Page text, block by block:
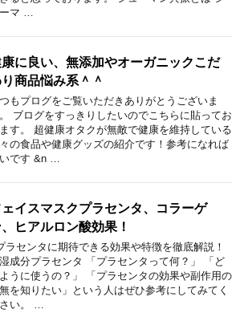
マ …
に良い、無添加やオーガニックこだ
商品悩み系＾＾
もプログをご覧いただきありがとうございま
ブログをすっきりしたいのでこちらに貼ってお
す。 超健康オタクが無敵で健康を維持している
の食品や健康グッズの紹介です！参考になれば
です &n …
ェイスマスクプラセンタ、コラーゲ
、ヒアルロン酸効果！
ラセンタに期待できる効果や特徴を徹底解説！
成分プラセンタ 「プラセンタって何？」 「ど
うに使うの？」 「プラセンタの効果や副作用の
を知りたい」という人はぜひ参考にしてみてく
い。 …